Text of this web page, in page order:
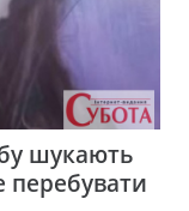
шукають
перебувати